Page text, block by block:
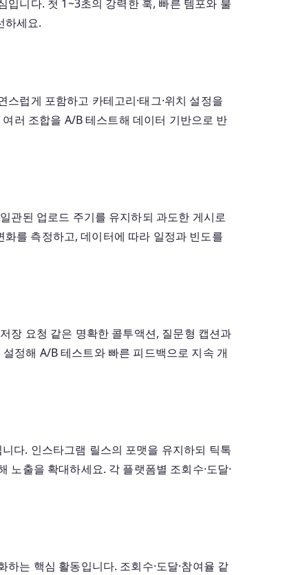
입니다. 첫 1~3초의 강력한 훅, 빠른 템포와 불
하세요.
럽게 포함하고 카테고리·태그·위치 설정을
러 조합을 A/B 테스트해 데이터 기반으로 반
관된 업로드 주기를 유지하되 과도한 게시로
화를 측정하고, 데이터에 따라 일정과 빈도를
장 요청 같은 명확한 콜투액션, 질문형 캡션과
정해 A/B 테스트와 빠른 피드백으로 지속 개
다. 인스타그램 릴스의 포맷을 유지하되 틱톡
노출을 확대하세요. 각 플랫폼별 조회수·도달·
는 핵심 활동입니다. 조회수·도달·참여율 같